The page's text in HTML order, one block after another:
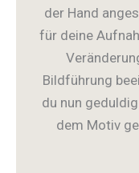
der Hand
für deine
Bildführung
du nun
dem Motiv